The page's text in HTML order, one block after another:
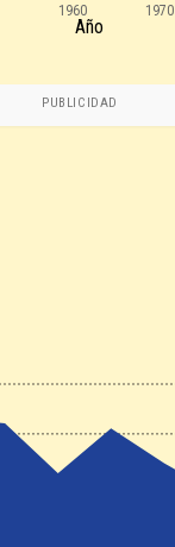
1960 1970
Año
PUBLICIDAD